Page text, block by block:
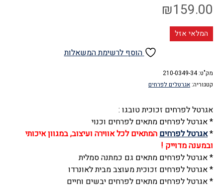
₪159.00
המלאי אזל
הוסף לרשימת המשאלות
מק"ט:210-0349-34
קטגוריה: אגרטלים לפרחים
אגרטל לפרחים זכוכית טובגו :
* אגרטל לפרחים מתאים לפרחים וכנוי
*אגרטל לפרחיםהמתאים לכל אווירה ועיצוב, במגוון איכותי
ובמענה מדוייק !
* אגרטל לפרחים מתאים גם כמתנה סמלית
* אגרטל לפרחים זכוכית מעוצב מבית לאונרדו
* אגרטל לפרחים מתאים לפרחים יבשים וחיים